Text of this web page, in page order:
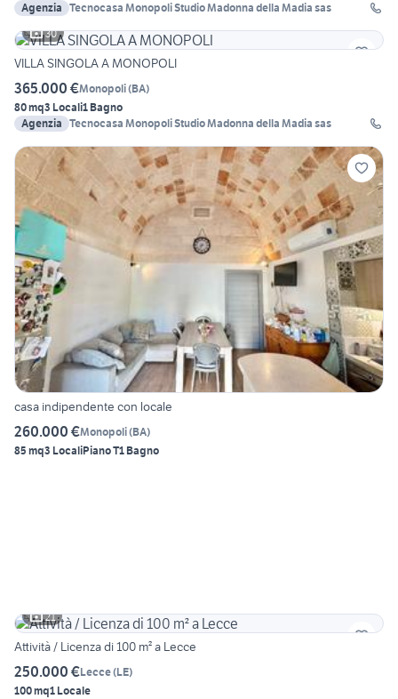
Agenzia Tecnocasa Monopoli Studio Madonna della Madia sas
30
VILLA SINGOLA A MONOPOLI
365.000 €Monopoli(BA)
80 mq3 Locali1 Bagno
Agenzia Tecnocasa Monopoli Studio Madonna della Madia sas
casa indipendente con locale
260.000 €Monopoli(BA)
85 mq3 LocaliPiano T1 Bagno
21
Attività / Licenza di 100 m² a Lecce
250.000 €Lecce(LE)
100 mq1 Locale